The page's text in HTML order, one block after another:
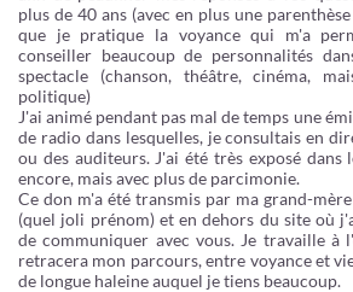
plus de 40 ans (avec en plus une
que je pratique la voyance qui m'a
conseiller beaucoup de personnalités
spectacle (chanson, théâtre, cinéma,
politique)
J'ai animé pendant pas mal de temps une
de radio dans lesquelles, je consultais en
ou des auditeurs. J'ai été très exposé dans
encore, mais avec plus de parcimonie.
Ce don m'a été transmis par ma grand-
(quel joli prénom) et en dehors du site où
de communiquer avec vous. Je travaille
retracera mon parcours, entre voyance et
de longue haleine auquel je tiens beaucoup.